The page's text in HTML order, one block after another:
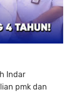
Indar
pmk dan